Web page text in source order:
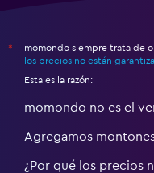
*
momondo siempre trata de
los precios no están
Esta es la razón:
momondo no es el
Agregamos
¿Por qué los precios